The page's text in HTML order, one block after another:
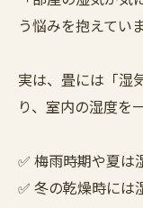
う悩みを抱えてい
実は、畳には「湿
り、室内の湿度を
✅ 梅雨時期や夏は
✅ 冬の乾燥時には